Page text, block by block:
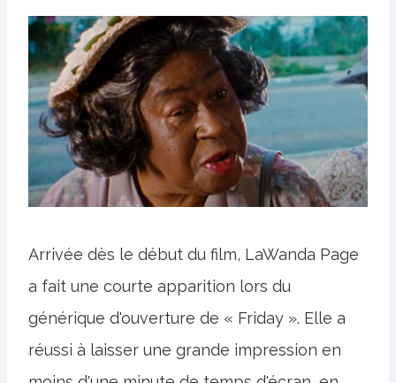
Arrivée dès le début du film, LaWanda Page
a fait une courte apparition lors du
générique d'ouverture de « Friday ». Elle a
réussi à laisser une grande impression en